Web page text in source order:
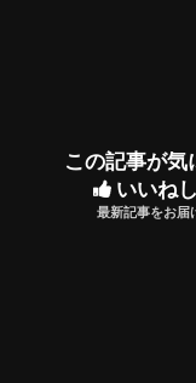
この記事が気
いいね
最新記事をお届